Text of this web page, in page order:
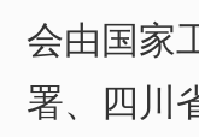
会由国家
署、四川